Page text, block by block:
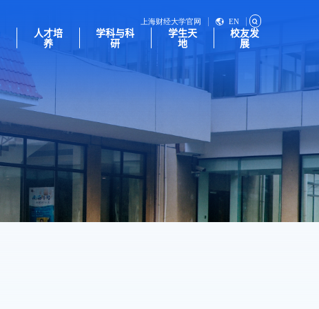
上海财经大学官网 EN
人才培
养
学科与科
研
学生天
地
校友发
展